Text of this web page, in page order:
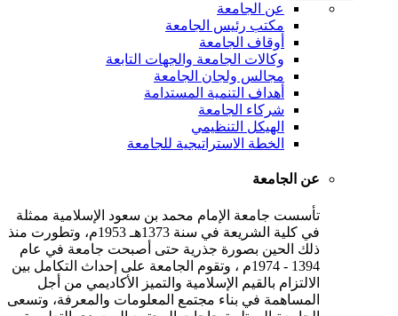
عن الجامعة
مكتب رئيس الجامعة
أوقاف الجامعة
وكالات الجامعة والجهات التابعة
مجالس ولجان الجامعة
أهداف التنمية المستدامة
شركاء الجامعة
الهيكل التنظيمي
الخطة الاستراتيجية للجامعة
عن الجامعة
تأسست جامعة الإمام محمد بن سعود الإسلامية ممثلة
في كلية الشريعة في سنة 1373هـ 1953م، وتطورت منذ
ذلك الحين بصورة جذرية حتى أصبحت جامعة في عام
1394 - 1974م ، وتقوم الجامعة على إحداث التكامل بين
الالتزام بالقيم الإسلامية والتميز الأكاديمي من أجل
المساهمة في بناء مجتمع المعلومات والمعرفة، وتسعى